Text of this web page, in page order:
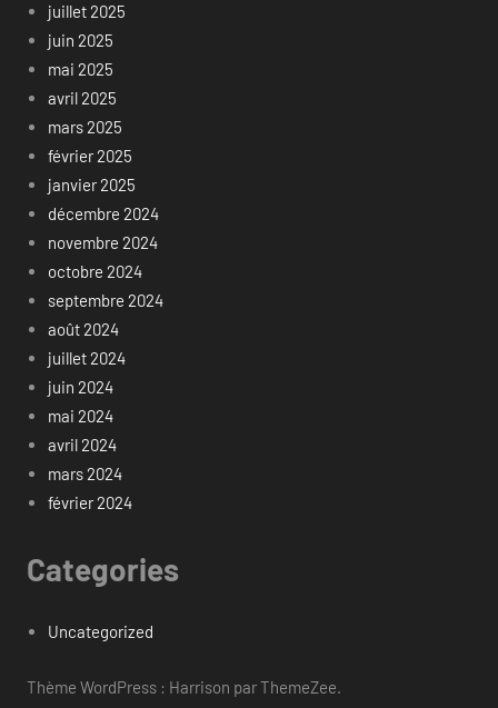
juillet 2025
juin 2025
mai 2025
avril 2025
mars 2025
février 2025
janvier 2025
décembre 2024
novembre 2024
octobre 2024
septembre 2024
août 2024
juillet 2024
juin 2024
mai 2024
avril 2024
mars 2024
février 2024
Categories
Uncategorized
Thème WordPress : Harrison par ThemeZee.